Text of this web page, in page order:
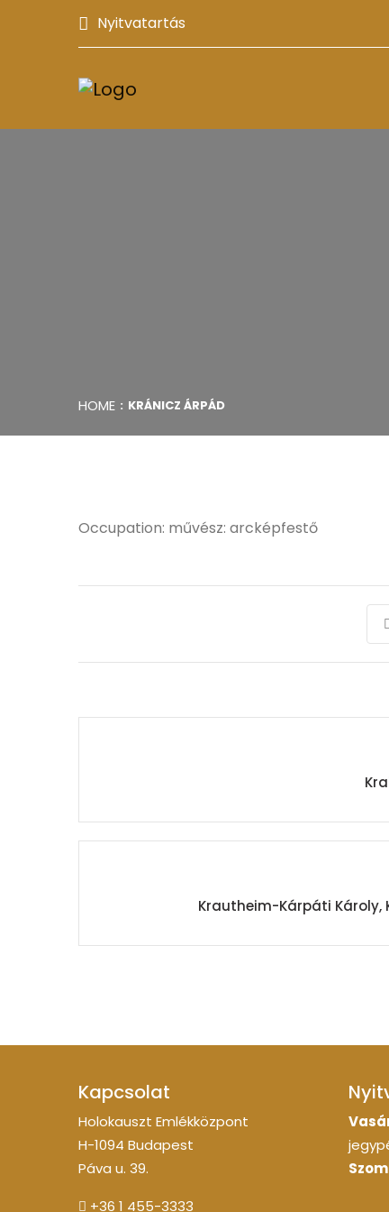
Nyitvatartás
HOME KRÁNICZ ÁRPÁD
Occupation: művész: arcképfestő
Krautheim-Kárpáti
Kapcsolat
Holokauszt Emlékközpont
H-1094 Budapest
Páva u. 39.
+36 1 455-3333